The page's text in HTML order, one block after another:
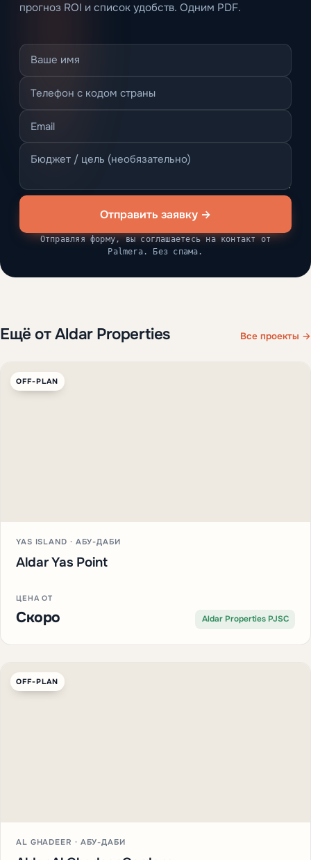
прогноз ROI и список удобств. Одним PDF.
Отправить заявку →
Отправляя форму, вы соглашаетесь на контакт от
Palmera. Без спама.
Ещё от Aldar Properties Все проекты →
OFF-PLAN
YAS ISLAND · АБУ-ДАБИ
Aldar Yas Point
ЦЕНА ОТ
Скоро Aldar Properties PJSC
OFF-PLAN
AL GHADEER · АБУ-ДАБИ